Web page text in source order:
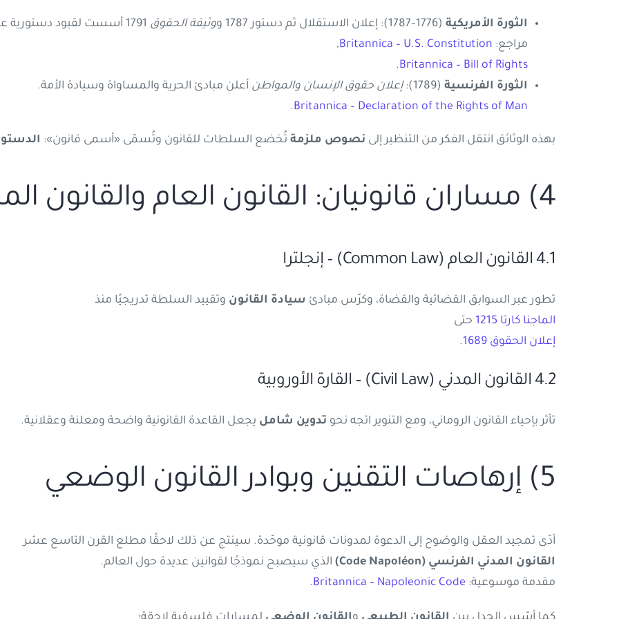
الثورة الأمريكية (1776–1787): إعلان الاستقلال ثم دستور 1787 و وثيقة الحقوق
مراجع: Britannica – U.S. Constitution
,
Britannica – Bill of Rights
.
الثورة الفرنسية (1789): إعلان حقوق الإنسان والمواطن أعلن مبادئ الحرية والمساواة وسيادة الأمة.
Britannica – Declaration of the Rights of Man
.
بهذه الوثائق انتقل الفكر من التنظير إلى نصوص ملزمة تُخضع السلطات للقانون وتُسمّى «أسمى قانون»:
4) مساران قانونيان: القانون العام والقانون المدني
4.1 القانون العام (Common Law) – إنجلترا
تطور عبر السوابق القضائية والقضاة، وكرّس مبادئ سيادة القانون وتقييد السلطة تدريجيًا منذ
الماجنا كارتا 1215
حتى
إعلان الحقوق 1689
.
4.2 القانون المدني (Civil Law) – القارة الأوروبية
تأثر بإحياء القانون الروماني، ومع التنوير اتجه نحو تدوين شامل يجعل القاعدة القانونية واضحة ومعلنة وعقلانية.
5) إرهاصات التقنين وبوادر القانون الوضعي
أدّى تمجيد العقل والوضوح إلى الدعوة لمدونات قانونية موحّدة. سينتج عن ذلك لاحقًا مطلع القرن التاسع عشر
القانون المدني الفرنسي (Code Napoléon)
الذي سيصبح نموذجًا لقوانين عديدة حول العالم.
مقدمة موسوعية: Britannica – Napoleonic Code
.